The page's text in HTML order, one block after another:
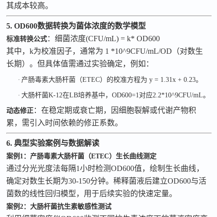
其成本较高。
5. OD600数据转换为菌体浓度的数学模型
标准转换公式 ：细菌浓度(CFU/mL) = k* OD600
其中，k为校准因子，通常为 1 *10^9CFU/mL/OD （对数生
长期）。但具体值需通过实验确定，例如：
· 产肠毒素大肠杆菌（ETEC）的校准方程为y = 1.31x + 0.23。
·大肠杆菌K-12在LB培养基中，OD600=1 对应2.2*10^9CFU/mL。
动态修正 ：在稳定期或衰亡期，因细胞裂解或代谢产物积
累，需引入时间依赖的修正系数。
6. 典型实验案例与数据解读
案例 1：产肠毒素大肠杆菌（ETEC）生长曲线测定
通过分光光度法每隔1小时检测OD600值，绘制生长曲线，
确定对数生长期为30-150分钟。稀释菌液后建立OD600与活
菌数的线性回归模型，用于后续实验的快速定量。
案例2：大肠杆菌抗生素敏感性测试